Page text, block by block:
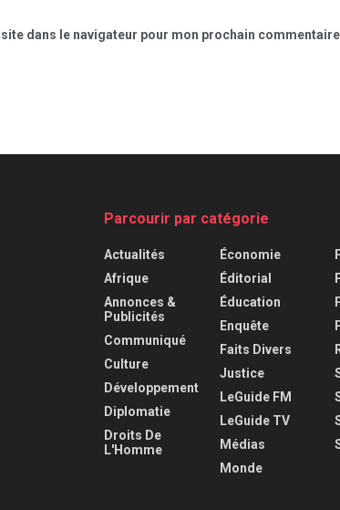
dans le navigateur pour mon prochain
Parcourir par catégorie
Actualités
Afrique
Annonces &
Publicités
Communiqué
Culture
Développement
Diplomatie
Droits De
L'Homme
Économie
Éditorial
Éducation
Enquête
Faits Divers
Justice
LeGuide FM
LeGuide TV
Médias
Monde